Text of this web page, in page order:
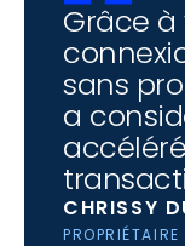
Grâce
sans
a
CHRISSY